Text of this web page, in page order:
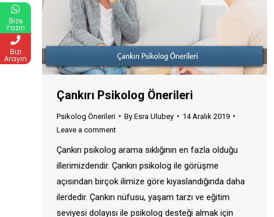
Çankırı Psikolog Önerileri
Psikolog Önerileri By Esra Ulubey
14 Aralık 2019
Leave a comment
Çankırı psikolog arama sıklığının en fazla olduğu
illerimizdendir. Çankırı psikolog ile görüşme
açısından birçok ilimize göre kıyaslandığında daha
ilerdedir. Çankırı nüfusu, yaşam tarzı ve eğitim
seviyesi dolayısı ile psikolog desteği almak için
Bize
Yazın
Bizi
Arayın